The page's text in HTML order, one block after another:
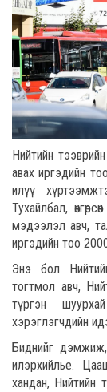
Нийтийн
авах иргэдийн тоо
илүү
Тухайлбал,
мэдээлэл авч,
иргэдийн тоо
Энэ бол
тогтмол авч,
түргэн
хэрэглэгчдийн
Биднийг
илэрхийлье.
хандан, Нийтийн